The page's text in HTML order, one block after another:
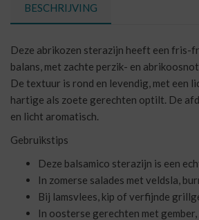
BESCHRIJVING
Deze abrikozen sterazijn heeft een fris-
balans, met zachte perzik- en
De textuur is rond en levendig, met een
hartige als zoete gerechten optilt. De
en licht aromatisch.
Gebruikstips
Deze balsamico sterazijn is een
In zomerse salades met veldsla,
Bij lamsvlees, kip of verfijnde
In oosterse gerechten met